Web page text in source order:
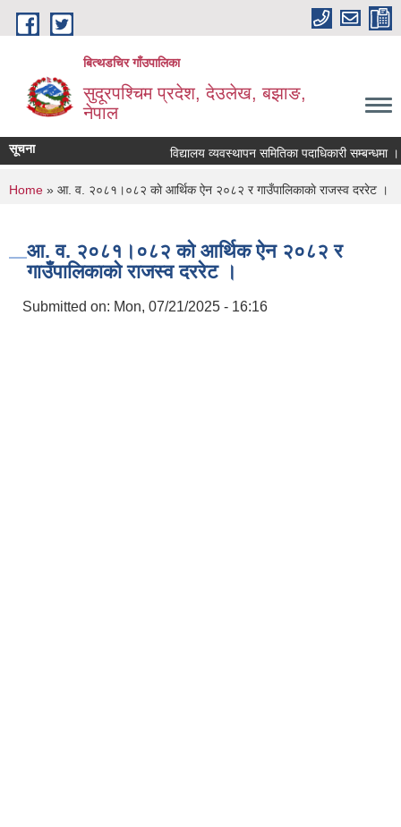
Skip to main content
बित्थडचिर गाँउपालिका
सुदूरपश्चिम प्रदेश, देउलेख, बझाङ,
नेपाल
सूचना विद्यालय व्यवस्थापन समितिका पदाधिकारी सम्बन्धमा ।
You are here
Home » आ. व. २०८१।०८२ काे आर्थिक ऐन २०८२ र गाउँपालिकाकाे राजस्व दररेट ।
आ. व. २०८१।०८२ काे आर्थिक ऐन २०८२ र
गाउँपालिकाकाे राजस्व दररेट ।
Submitted on: Mon, 07/21/2025 - 16:16